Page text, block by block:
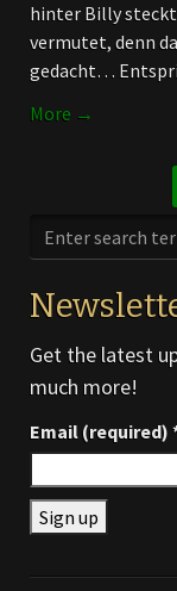
hinter Billy steckt
vermutet, denn
gedacht…
More →
Get the latest
much more!
Email (required)